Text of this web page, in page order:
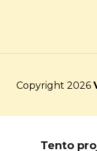
Copyright 2026
Tento